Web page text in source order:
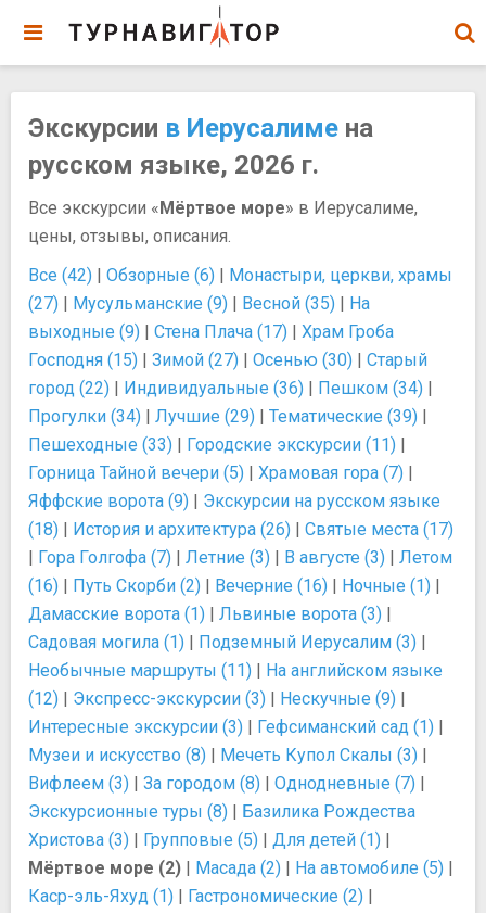
Экскурсии в Иерусалиме на
русском языке, 2026 г.
Все экскурсии «Мёртвое море» в Иерусалиме,
цены, отзывы, описания.
Все (42) | Обзорные (6) | Монастыри, церкви, храмы
(27) | Мусульманские (9) | Весной (35) | На
выходные (9) | Стена Плача (17) | Храм Гроба
Господня (15) | Зимой (27) | Осенью (30) | Старый
город (22) | Индивидуальные (36) | Пешком (34) |
Прогулки (34) | Лучшие (29) | Тематические (39) |
Пешеходные (33) | Городские экскурсии (11) |
Горница Тайной вечери (5) | Храмовая гора (7) |
Яффские ворота (9) | Экскурсии на русском языке
(18) | История и архитектура (26) | Святые места (17)
| Гора Голгофа (7) | Летние (3) | В августе (3) | Летом
(16) | Путь Скорби (2) | Вечерние (16) | Ночные (1) |
Дамасские ворота (1) | Львиные ворота (3) |
Садовая могила (1) | Подземный Иерусалим (3) |
Необычные маршруты (11) | На английском языке
(12) | Экспресс-экскурсии (3) | Нескучные (9) |
Интересные экскурсии (3) | Гефсиманский сад (1) |
Музеи и искусство (8) | Мечеть Купол Скалы (3) |
Вифлеем (3) | За городом (8) | Однодневные (7) |
Экскурсионные туры (8) | Базилика Рождества
Христова (3) | Групповые (5) | Для детей (1) |
Мёртвое море (2) | Масада (2) | На автомобиле (5) |
Каср-эль-Яхуд (1) | Гастрономические (2) |